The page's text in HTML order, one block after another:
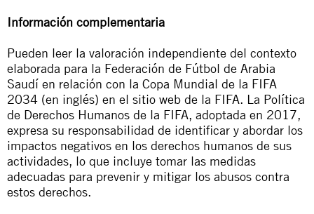
Información complementaria
Pueden leer la valoración independiente del contexto
elaborada para la Federación de Fútbol de Arabia
Saudí en relación con la Copa Mundial de la FIFA
2034 (en inglés) en el sitio web de la FIFA. La Política
de Derechos Humanos de la FIFA, adoptada en 2017,
expresa su responsabilidad de identificar y abordar los
impactos negativos en los derechos humanos de sus
actividades, lo que incluye tomar las medidas
adecuadas para prevenir y mitigar los abusos contra
estos derechos.